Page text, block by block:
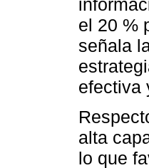
el 20 %
señala
efectiva
alta
lo que